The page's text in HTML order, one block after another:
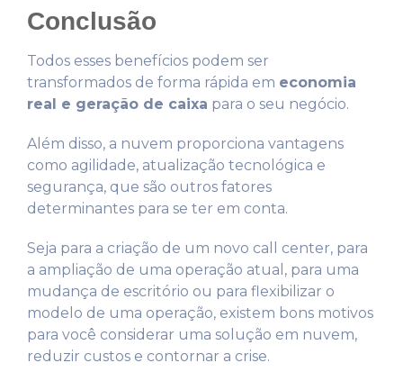
Conclusão
Todos esses benefícios podem ser
transformados de forma rápida em economia
real e geração de caixa para o seu negócio.
Além disso, a nuvem proporciona vantagens
como agilidade, atualização tecnológica e
segurança, que são outros fatores
determinantes para se ter em conta.
Seja para a criação de um novo call center, para
a ampliação de uma operação atual, para uma
mudança de escritório ou para flexibilizar o
modelo de uma operação, existem bons motivos
para você considerar uma solução em nuvem,
reduzir custos e contornar a crise.